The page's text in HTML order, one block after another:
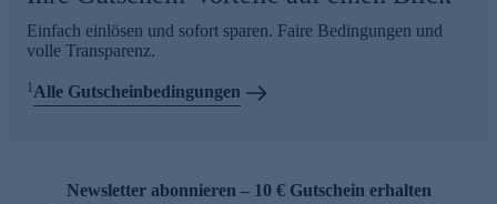
Einfach einlösen und sofort sparen. Faire Bedingungen und
volle Transparenz.
1Alle Gutscheinbedingungen
Newsletter abonnieren – 10 € Gutschein erhalten